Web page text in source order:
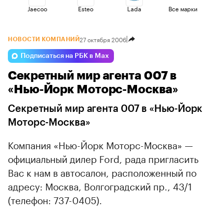
Jaecoo Esteo Lada
Omoda Volga Changan
Geely Haval Voyah
Все марки
НОВОСТИ КОМПАНИЙ27 октября 2006
Подписаться на РБК в Max
Секретный мир агента 007 в
«Нью-Йорк Моторс-Москва»
Секретный мир агента 007 в «Нью-Йорк
Моторс-Москва»
Компания «Нью-Йорк Моторс-Москва» —
официальный дилер Ford, рада пригласить
Вас к нам в автосалон, расположенный по
адресу: Москва, Волгоградский пр., 43/1
(телефон: 737-0405).